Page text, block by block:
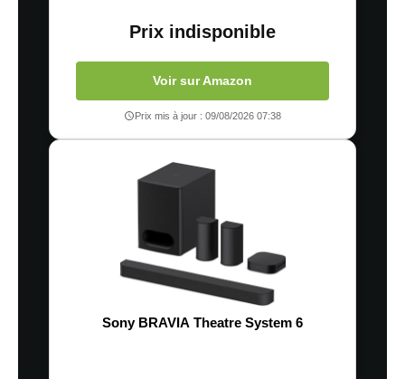
Prix indisponible
Voir sur Amazon
Prix mis à jour : 09/08/2026 07:38
Sony BRAVIA Theatre System 6